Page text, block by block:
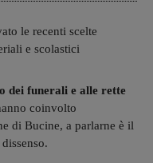
le recenti scelte
e scolastici
dei funerali e alle rette
coinvolto
di Bucine, a parlarne è il